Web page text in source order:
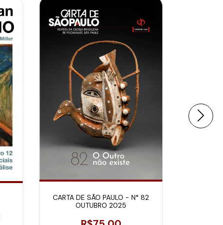
CARTA DE SÃO PAULO - N° 82
OUTUBRO 2025